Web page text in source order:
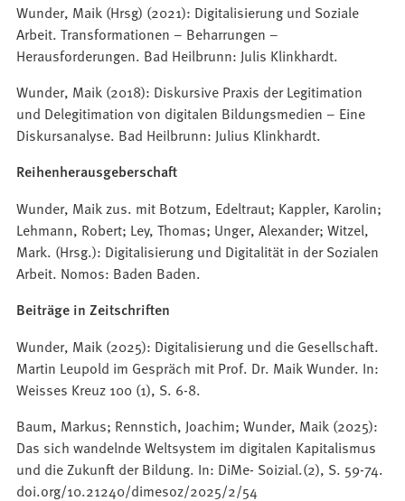
Wunder, Maik (Hrsg) (2021): Digitalisierung und Soziale
Arbeit. Transformationen – Beharrungen –
Herausforderungen. Bad Heilbrunn: Julis Klinkhardt.
Wunder, Maik (2018): Diskursive Praxis der Legitimation
und Delegitimation von digitalen Bildungsmedien – Eine
Diskursanalyse. Bad Heilbrunn: Julius Klinkhardt.
Reihenherausgeberschaft
Wunder, Maik zus. mit Botzum, Edeltraut; Kappler, Karolin;
Lehmann, Robert; Ley, Thomas; Unger, Alexander; Witzel,
Mark. (Hrsg.): Digitalisierung und Digitalität in der Sozialen
Arbeit. Nomos: Baden Baden.
Beiträge in Zeitschriften
Wunder, Maik (2025): Digitalisierung und die Gesellschaft.
Martin Leupold im Gespräch mit Prof. Dr. Maik Wunder. In:
Weisses Kreuz 100 (1), S. 6-8.
Baum, Markus; Rennstich, Joachim; Wunder, Maik (2025):
Das sich wandelnde Weltsystem im digitalen Kapitalismus
und die Zukunft der Bildung. In: DiMe- Soizial.(2), S. 59-74.
doi.org/10.21240/dimesoz/2025/2/54